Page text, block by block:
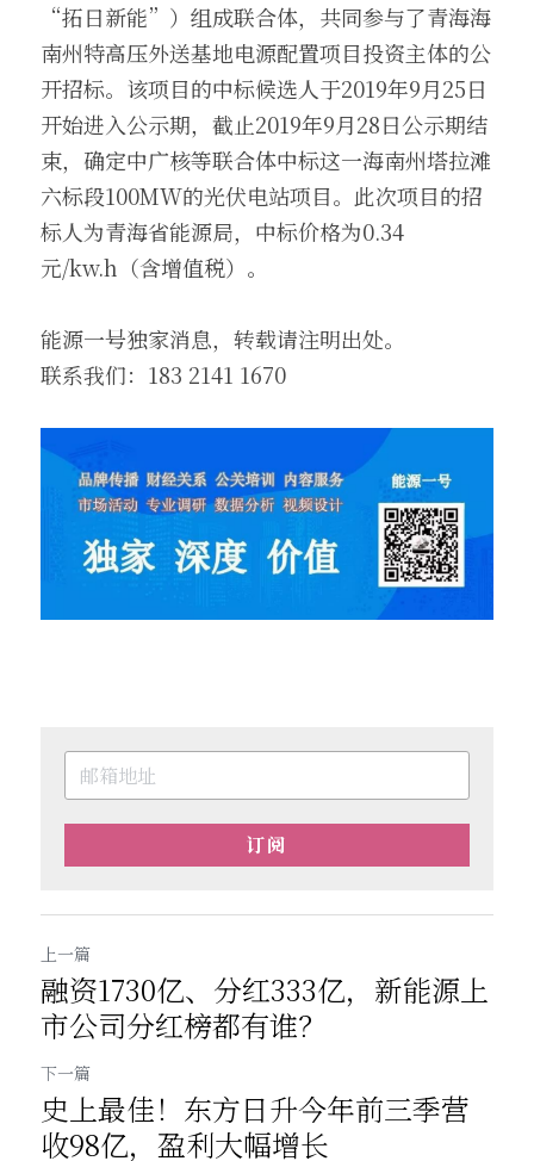
“拓日新能”）组成联合体，共同参与了青海海
南州特高压外送基地电源配置项目投资主体的公
开招标。该项目的中标候选人于2019年9月25日
开始进入公示期，截止2019年9月28日公示期结
束，确定中广核等联合体中标这一海南州塔拉滩
六标段100MW的光伏电站项目。此次项目的招
标人为青海省能源局，中标价格为0.34
元/kw.h（含增值税）。
能源一号独家消息，转载请注明出处。
联系我们：183 2141 1670
订阅
上一篇
融资1730亿、分红333亿，新能源上
市公司分红榜都有谁？
下一篇
史上最佳！东方日升今年前三季营
收98亿，盈利大幅增长